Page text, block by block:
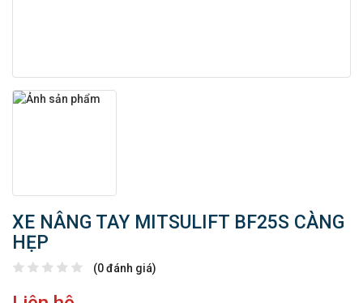
XE NÂNG TAY MITSULIFT BF25S CÀNG
HẸP
(0 đánh giá)